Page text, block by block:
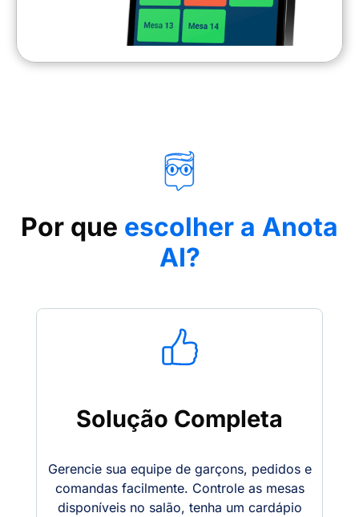
Por que escolher a Anota
AI?
Solução Completa
Gerencie sua equipe de garçons, pedidos e
comandas facilmente. Controle as mesas
disponíveis no salão, tenha um cardápio